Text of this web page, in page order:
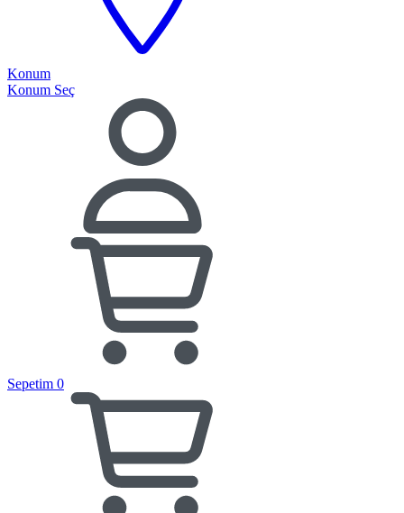
Konum
Konum Seç
Sepetim 0